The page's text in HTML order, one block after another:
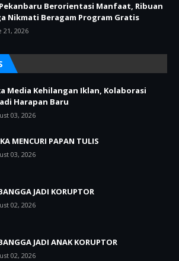
Berorientasi Manfaat, Ribuan
Nikmati Beragam Program Gratis
21, 2026
Media Kehilangan Iklan, Kolaborasi
Harapan Baru
03, 2026
MENCURI PAPAN TULIS
03, 2026
JADI KORUPTOR
02, 2026
JADI ANAK KORUPTOR
02, 2026